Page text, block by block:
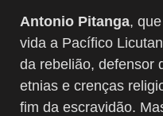
Antonio Pitanga,
vida a Pacífico
da rebelião, defensor
etnias e crenças
fim da escravidão.